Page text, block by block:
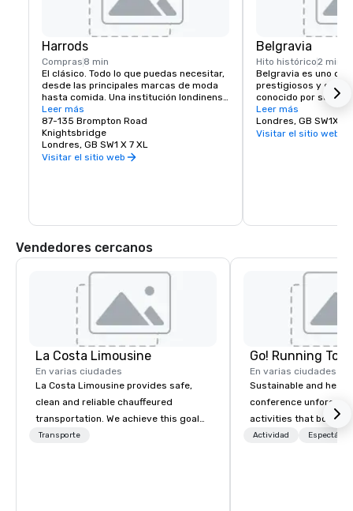
Harrods
Compras 8 min
El clásico. Todo lo que puedas necesitar,
desde las principales marcas de moda
hasta comida. Una institución londinense
desde hace mucho tiempo muy
apreciada por el estilo clásico de la vieja
escuela.
Leer más
87-135 Brompton Road
Knightsbridge
Londres, GB SW1 X 7 XL
Visitar el sitio web
Belgravia
Hito histórico2 min
Belgravia es uno de
prestigiosos y
conocido por sus
adosadas
ajardinadas y su
Con boutiques de
Leer más
Londres, GB SW1X
Visitar el sitio web
Vendedores cercanos
La Costa Limousine
En varias ciudades
La Costa Limousine provides safe,
clean and reliable chauffeured
transportation. We achieve this goal
with highly trained chauffeurs, the
Transporte
Go! Running
En varias ciudades
Sustainable and
conference
activities that boost
lower carbon
Actividad